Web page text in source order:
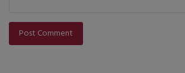
Post Comment